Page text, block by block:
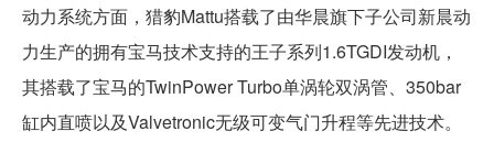
动力系统方面，猎豹Mattu搭载了由华晨旗下子公司新晨动
力生产的拥有宝马技术支持的王子系列1.6TGDI发动机，
其搭载了宝马的TwinPower Turbo单涡轮双涡管、350bar
缸内直喷以及Valvetronic无级可变气门升程等先进技术。